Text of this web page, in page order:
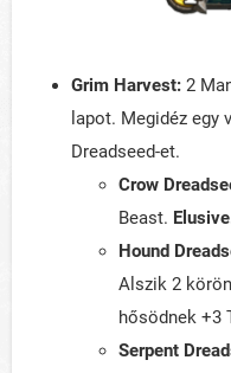
Grim Harvest: 2
lapot. Megidéz egy
Dreadseed-et.
Crow
Beast.
Hound
Alszik 2
hősödnek +3
Serpent